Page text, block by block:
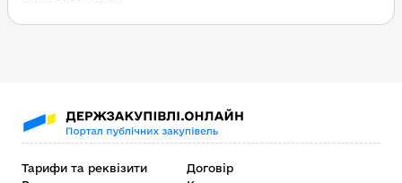
Тарифи та реквізити
Договір